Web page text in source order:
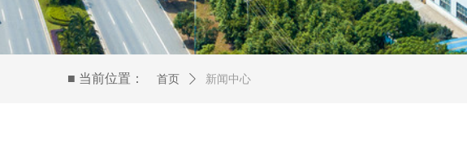
■ 当前位置： 首页 ꄲ 新闻中心